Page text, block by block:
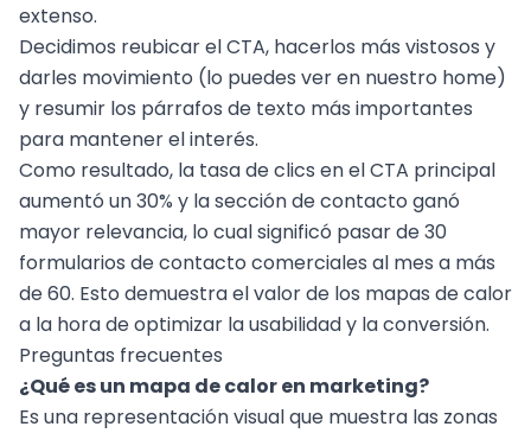
extenso.
Decidimos reubicar el CTA, hacerlos más vistosos y
darles movimiento (lo puedes ver en nuestro home)
y resumir los párrafos de texto más importantes
para mantener el interés.
Como resultado, la tasa de clics en el CTA principal
aumentó un 30% y la sección de contacto ganó
mayor relevancia, lo cual significó pasar de 30
formularios de contacto comerciales al mes a más
de 60. Esto demuestra el valor de los mapas de calor
a la hora de optimizar la usabilidad y la conversión.
Preguntas frecuentes
¿Qué es un mapa de calor en marketing?
Es una representación visual que muestra las zonas